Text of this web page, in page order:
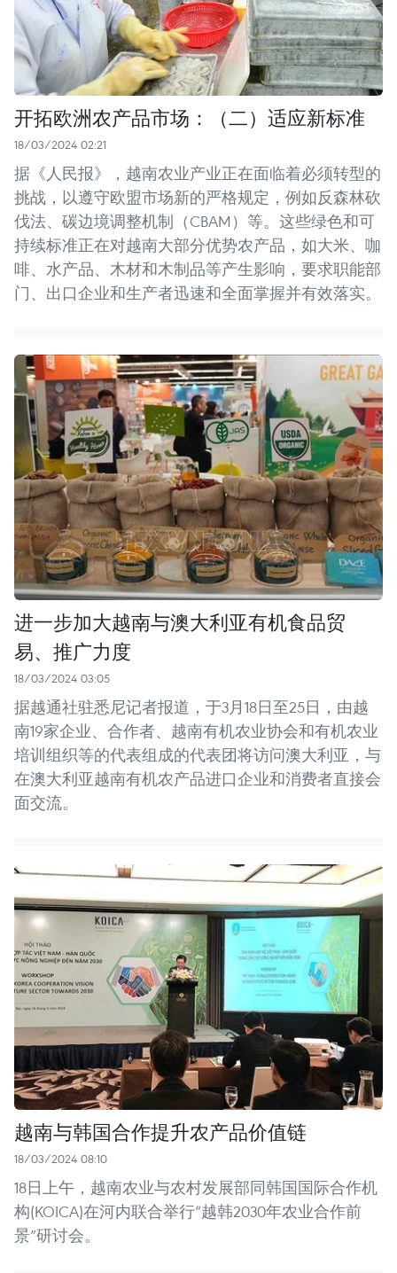
开拓欧洲农产品市场：（二）适应新标准
18/03/2024 02:21
据《人民报》，越南农业产业正在面临着必须转型的
挑战，以遵守欧盟市场新的严格规定，例如反森林砍
伐法、碳边境调整机制（CBAM）等。这些绿色和可
持续标准正在对越南大部分优势农产品，如大米、咖
啡、水产品、木材和木制品等产生影响，要求职能部
门、出口企业和生产者迅速和全面掌握并有效落实。
进一步加大越南与澳大利亚有机食品贸
易、推广力度
18/03/2024 03:05
据越通社驻悉尼记者报道，于3月18日至25日，由越
南19家企业、合作者、越南有机农业协会和有机农业
培训组织等的代表组成的代表团将访问澳大利亚，与
在澳大利亚越南有机农产品进口企业和消费者直接会
面交流。
越南与韩国合作提升农产品价值链
18/03/2024 08:10
18日上午，越南农业与农村发展部同韩国国际合作机
构(KOICA)在河内联合举行“越韩2030年农业合作前
景”研讨会。